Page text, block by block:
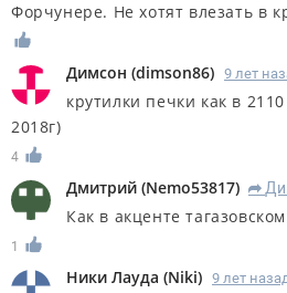
Форчунере. Не хотят влезать в
Димсон (dimson86) 9 лет
крутилки печки как в
2018г)
4
Дмитрий (Nemo53817) R
Как в акценте
1
Ники Лауда (Niki) 9 лет